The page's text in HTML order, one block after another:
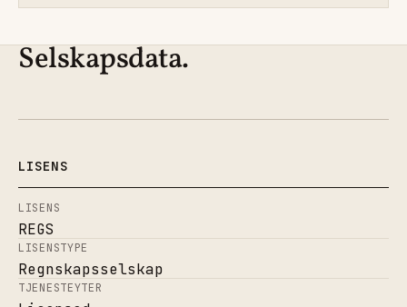
Selskapsdata.
LISENS
LISENS
REGS
LISENSTYPE
Regnskapsselskap
TJENESTEYTER